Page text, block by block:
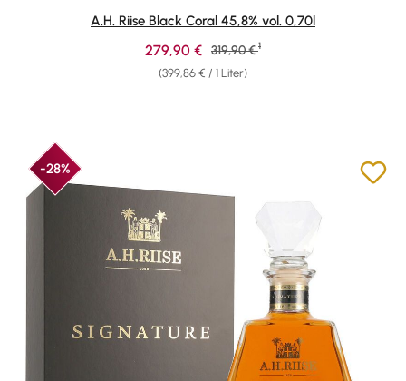
Durchschnittliche Bewertung von 4.75 von 5 Sternen
A.H. Riise Black Coral 45,8% vol. 0,70l
(399,86 € / 1 Liter)
Verkaufspreis:
279,90 € Regulärer Preis:
319,90 € 1
-28%